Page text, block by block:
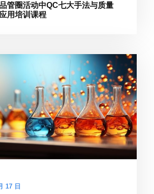
管圈活动中QC七大手法与质量
用培训课程
17 日